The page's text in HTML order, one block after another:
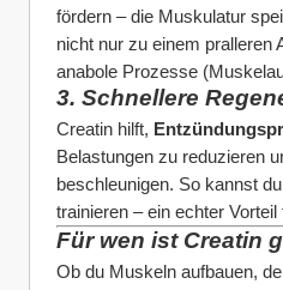
fördern – die Muskulatur
nicht nur zu einem pralleren
anabole Prozesse
3. Schnellere
Creatin hilft,
Belastungen zu reduzieren
beschleunigen. So kannst
trainieren – ein echter
Für wen ist Creatin
Ob du Muskeln aufbauen,